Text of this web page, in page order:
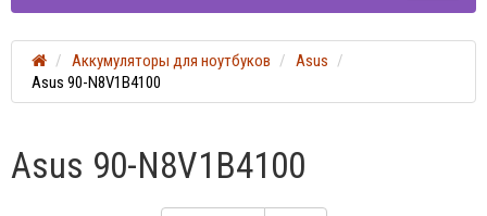
Аккумуляторы для ноутбуков
Asus
Asus 90-N8V1B4100
Asus 90-N8V1B4100